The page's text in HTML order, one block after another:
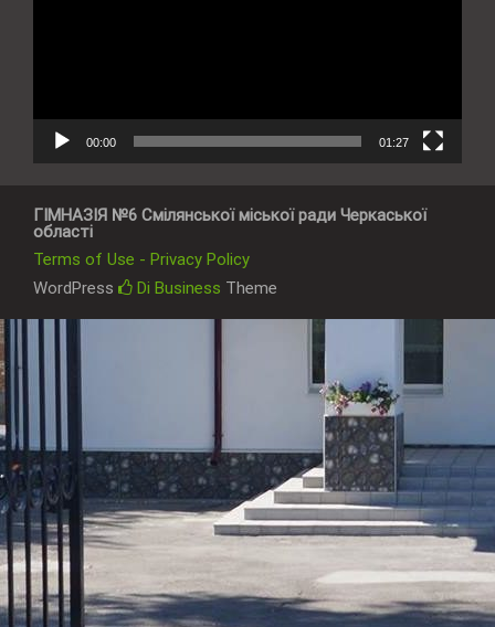
00:00 01:27
ГІМНАЗІЯ №6 Смілянської міської ради Черкаської
області
Terms of Use - Privacy Policy
WordPress
Di Business Theme